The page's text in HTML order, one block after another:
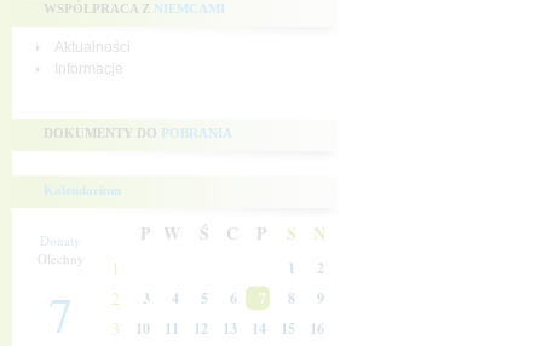
WSPÓŁPRACA Z NIEMCAMI
Aktualności
Informacje
DOKUMENTY DO POBRANIA
Kalendarium
Donaty
Olechny
7
P W Ś C P S N
1 1 2
2 3 4 5 6 7 8 9
3 10 11 12 13 14 15 16